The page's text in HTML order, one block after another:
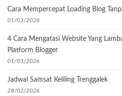
Cara Mempercepat Loading Blog
01/03/2026
4 Cara Mengatasi Website Yang
Platform Blogger
01/03/2026
Jadwal Samsat Keliling Trenggalek
28/02/2026